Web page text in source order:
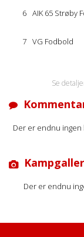
6 AIK 65 Strøby
7 VG Fodbold
Se
Der er endnu ingen
Der er endnu